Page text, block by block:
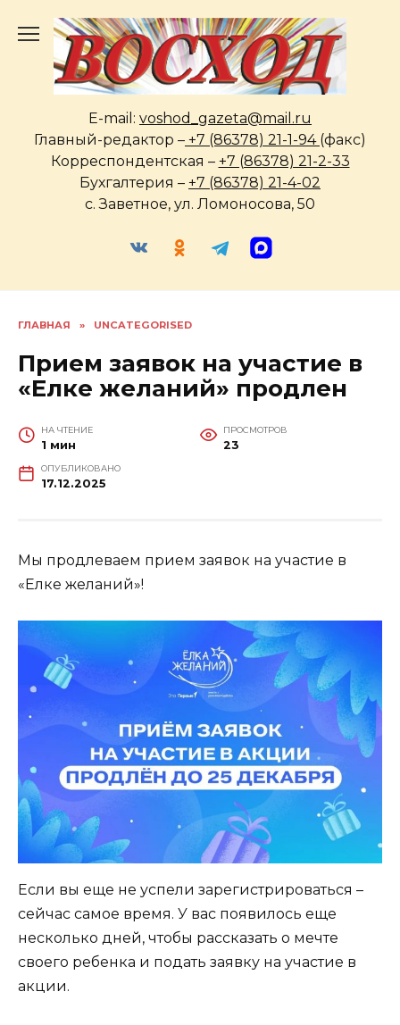
содержанию
E-mail: voshod_gazeta@mail.ru
Главный-редактор – +7 (86378) 21-1-94 (факс)
Корреспондентская – +7 (86378) 21-2-33
Бухгалтерия – +7 (86378) 21-4-02
с. Заветное, ул. Ломоносова, 50
ГЛАВНАЯ » UNCATEGORISED
Прием заявок на участие в
«Елке желаний» продлен
НА ЧТЕНИЕ
1 мин
ПРОСМОТРОВ
23
ОПУБЛИКОВАНО
17.12.2025
Мы продлеваем прием заявок на участие в
«Елке желаний»!
Если вы еще не успели зарегистрироваться –
сейчас самое время. У вас появилось еще
несколько дней, чтобы рассказать о мечте
своего ребенка и подать заявку на участие в
акции.